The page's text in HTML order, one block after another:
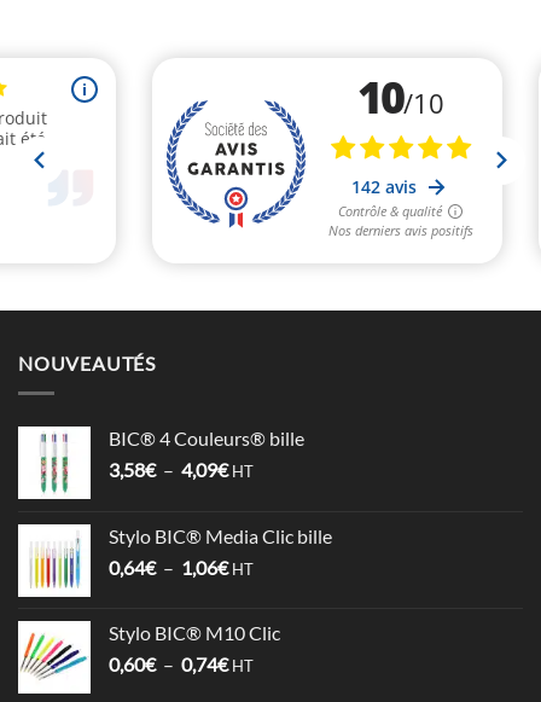
NOUVEAUTÉS
BIC® 4 Couleurs® bille
3,58€ – 4,09€Plage
3,58€
à
HT
Stylo BIC® Media Clic bille
0,64€ – 1,06€Plage
0,64€
à
HT
Stylo BIC® M10 Clic
0,60€ – 0,74€Plage
HT